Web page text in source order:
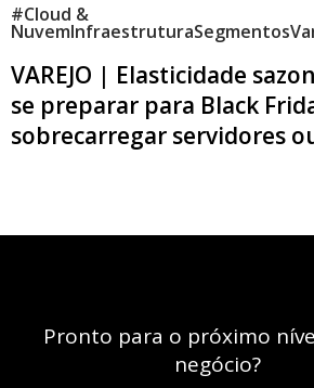
#Cloud &
NuvemInfraestruturaSegmentos
VAREJO | Elasticidade
se preparar para Black
sobrecarregar servidores
Pronto para o próximo
negócio?